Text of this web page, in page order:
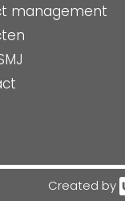
management
Created by